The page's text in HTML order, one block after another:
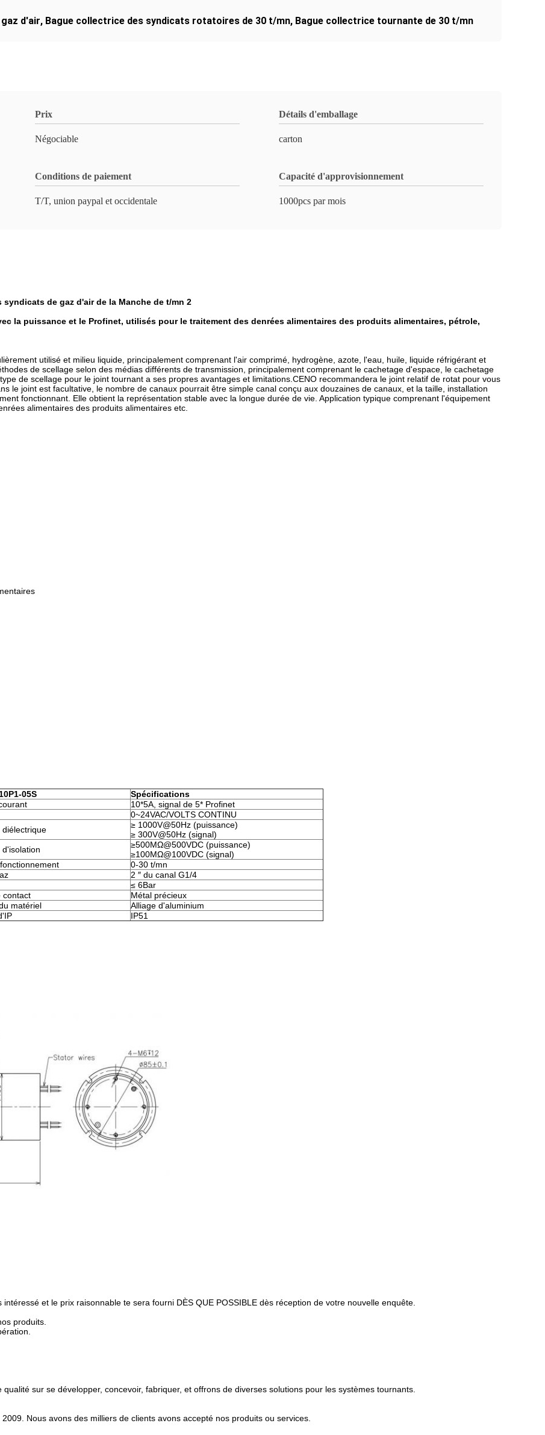
d'air, Bague collectrice des syndicats rotatoires de 30 t/mn, Bague collectrice tournante de 30 t/mn
Prix
Négociable
Détails d'emballage
carton
Conditions de paiement
T/T, union paypal et occidentale
Capacité d'approvisionnement
1000pcs par mois
de gaz d'air de la Manche de t/mn 2
la puissance et le Profinet, utilisés pour le traitement des denrées alimentaires des produits alimentaires, pétrole,
utilisé et milieu liquide, principalement comprenant l'air comprimé, hydrogène, azote, l'eau, huile, liquide réfrigérant et
de scellage selon des médias différents de transmission, principalement comprenant le cachetage d'espace, le cachetage
de scellage pour le joint tournant a ses propres avantages et limitations.CENO recommandera le joint relatif de rotat pour vous
le joint est facultative, le nombre de canaux pourrait être simple canal conçu aux douzaines de canaux, et la taille, installation
fonctionnant. Elle obtient la représentation stable avec la longue durée de vie. Application typique comprenant l'équipement
alimentaires des produits alimentaires etc.
05S
Spécifications
10*5A, signal de 5* Profinet
0~24VAC/VOLTS CONTINU
diélectrique
≥ 1000V@50Hz (puissance)
≥ 300V@50Hz (signal)
d'isolation
≥500MΩ@500VDC (puissance)
≥100MΩ@100VDC (signal)
0-30 t/mn
2 ″ du canal G1/4
≤ 6Bar
contact
Métal précieux
matériel
Alliage d'aluminium
IP51
et le prix raisonnable te sera fourni DÈS QUE POSSIBLE dès réception de votre nouvelle enquête.
produits.
sur se développer, concevoir, fabriquer, et offrons de diverses solutions pour les systèmes tournants.
Nous avons des milliers de clients avons accepté nos produits ou services.